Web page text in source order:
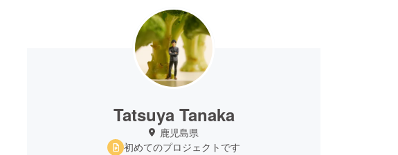
Tatsuya Tanaka
鹿児島県
初めてのプロジェクトです